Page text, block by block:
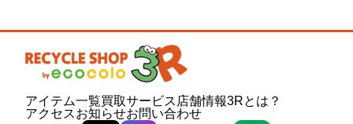
アイテム一覧買取サービス 店舗情報3Rとは？
アクセスお知らせお問い合わせ